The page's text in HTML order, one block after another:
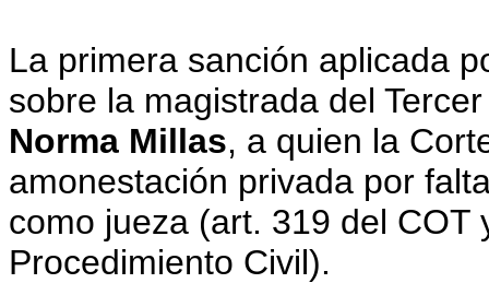
La primera sanción aplicada
sobre la magistrada del
Norma Millas, a quien la
amonestación privada por
como jueza (art. 319 del COT
Procedimiento Civil).